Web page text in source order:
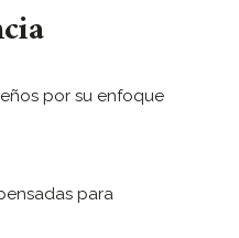
por su enfoque
para